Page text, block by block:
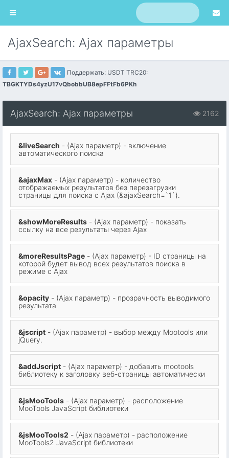
AjaxSearch: Ajax параметры
Поддержать: USDT TRC20:
TBGKTYDs4yzU17vQbobbUB8epFFtFb6PKh
2162
AjaxSearch: Ajax параметры
&liveSearch - (Ajax параметр) - включение
автоматического поиска
&ajaxMax - (Ajax параметр) - количество
отображаемых результатов без перезагрузки
страницы для поиска с Ajax (&ajaxSearch=`1`).
&showMoreResults - (Ajax параметр) - показать
ссылку на все результаты через Ajax
&moreResultsPage - (Ajax параметр) - ID страницы на
которой будет вывод всех результатов поиска в
режиме с Ajax
&opacity - (Ajax параметр) - прозрачность выводимого
результата
&jscript - (Ajax параметр) - выбор между Mootools или
jQuery.
&addJscript - (Ajax параметр) - добавить mootools
библиотеку к заголовку веб-страницы автоматически
&jsMooTools - (Ajax параметр) - расположение
MooTools JavaScript библиотеки
&jsMooTools2 - (Ajax параметр) - расположение
MooTools2 JavaScript библиотеки